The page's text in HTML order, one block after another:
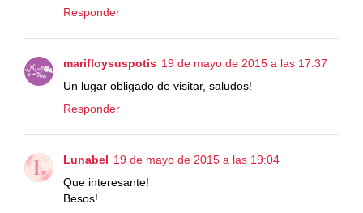
Responder
marifloysuspotis 19 de mayo de 2015 a las 17:37
Un lugar obligado de visitar, saludos!
Responder
Lunabel 19 de mayo de 2015 a las 19:04
Que interesante!
Besos!